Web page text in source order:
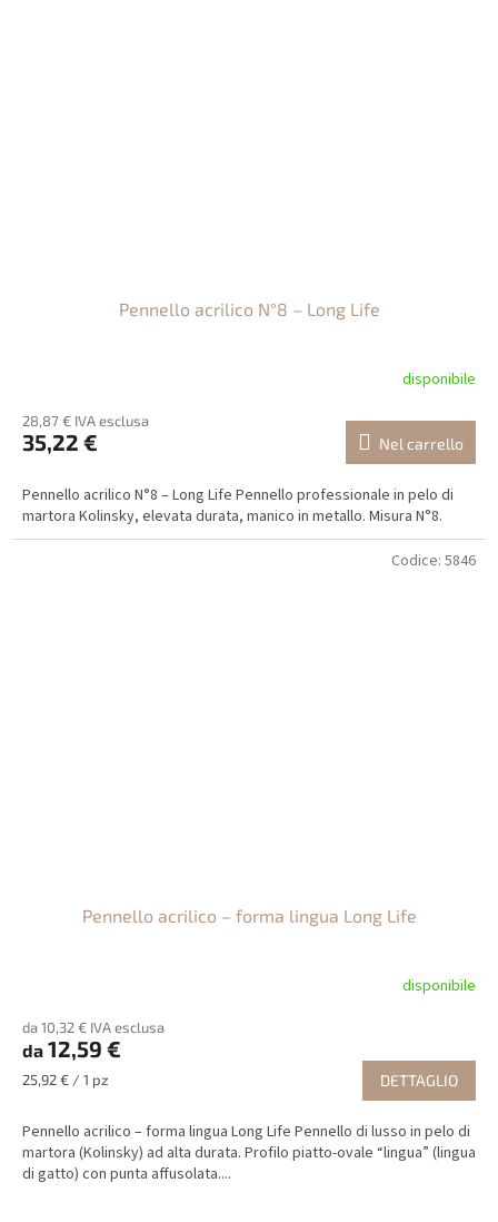
Pennello acrilico N°8 – Long Life
disponibile
28,87 € IVA esclusa
35,22 € Nel carrello
Pennello acrilico N°8 – Long Life Pennello professionale in pelo di
martora Kolinsky, elevata durata, manico in metallo. Misura N°8.
Pennello acrilico – forma lingua Long Life
disponibile
da 10,32 € IVA esclusa
da 12,59 €
Prezzo
25,92 € / 1 pz DETTAGLIO
Pennello acrilico – forma lingua Long Life Pennello di lusso in pelo di
martora (Kolinsky) ad alta durata. Profilo piatto-ovale “lingua” (lingua
di gatto) con punta affusolata....
Codice: 5846